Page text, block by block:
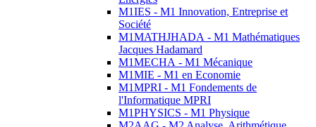
M1IES - M1 Innovation, Entreprise et
Société
M1MATHJHADA - M1 Mathématiques
Jacques Hadamard
M1MECHA - M1 Mécanique
M1MIE - M1 en Economie
M1MPRI - M1 Fondements de
l'Informatique MPRI
M1PHYSICS - M1 Physique